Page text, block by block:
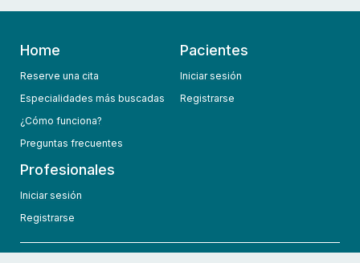
Home
Reserve una cita
Especialidades más buscadas
¿Cómo funciona?
Preguntas frecuentes
Pacientes
Iniciar sesión
Registrarse
Profesionales
Iniciar sesión
Registrarse